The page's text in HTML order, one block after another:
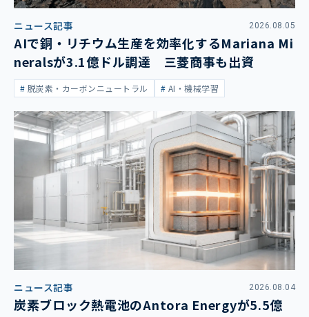
ニュース記事 2026.08.05
AIで銅・リチウム生産を効率化するMariana Mi
neralsが3.1億ドル調達 三菱商事も出資
脱炭素・カーボンニュートラル AI・機械学習
ニュース記事 2026.08.04
炭素ブロック熱電池のAntora Energyが5.5億